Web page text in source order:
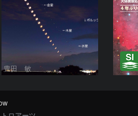
豊田 敏